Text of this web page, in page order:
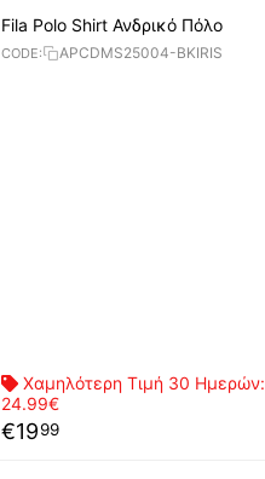
Fila Polo Shirt Ανδρικό Πόλο
CODE: APCDMS25004-BKIRIS
Χαμηλότερη Τιμή 30 Ημερών:
24.99€
€1999